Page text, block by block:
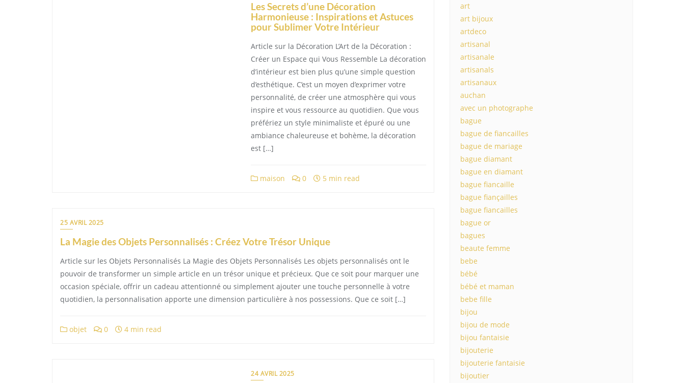
Les Secrets d’une Décoration
Harmonieuse : Inspirations et Astuces
pour Sublimer Votre Intérieur
Article sur la Décoration L’Art de la Décoration :
Créer un Espace qui Vous Ressemble La décoration
d’intérieur est bien plus qu’une simple question
d’esthétique. C’est un moyen d’exprimer votre
personnalité, de créer une atmosphère qui vous
inspire et vous ressource au quotidien. Que vous
préfériez un style minimaliste et épuré ou une
ambiance chaleureuse et bohème, la décoration
est […]
maison 0 5 min read
25 AVRIL 2025
La Magie des Objets Personnalisés : Créez Votre Trésor Unique
Article sur les Objets Personnalisés La Magie des Objets Personnalisés Les objets personnalisés ont le
pouvoir de transformer un simple article en un trésor unique et précieux. Que ce soit pour marquer une
occasion spéciale, offrir un cadeau attentionné ou simplement ajouter une touche personnelle à votre
quotidien, la personnalisation apporte une dimension particulière à nos possessions. Que ce soit […]
objet 0 4 min read
24 AVRIL 2025
art
art bijoux
artdeco
artisanal
artisanale
artisanals
artisanaux
auchan
avec un photographe
bague
bague de fiancailles
bague de mariage
bague diamant
bague en diamant
bague fiancaille
bague fiançailles
bague fiancailles
bague or
bagues
beaute femme
bebe
bébé
bébé et maman
bebe fille
bijou
bijou de mode
bijou fantaisie
bijouterie
bijouterie fantaisie
bijoutier